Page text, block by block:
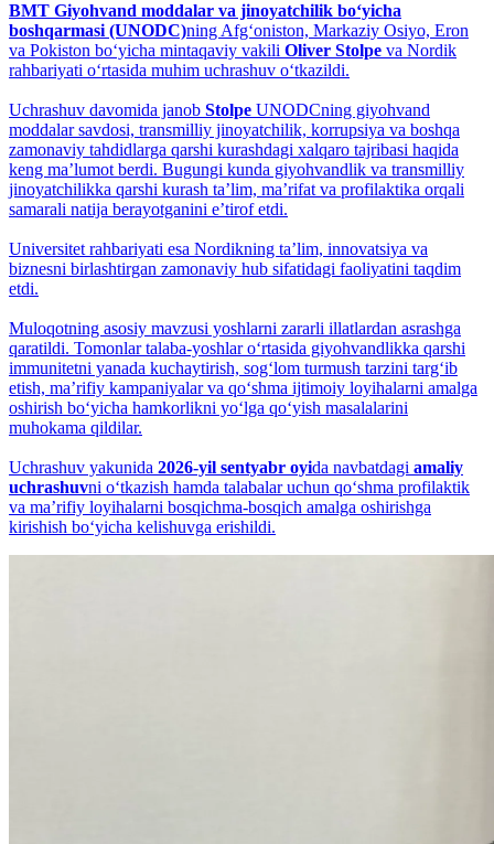
BMT Giyohvand moddalar va jinoyatchilik bo‘yicha
boshqarmasi (UNODC)ning Afg‘oniston, Markaziy Osiyo, Eron
va Pokiston bo‘yicha mintaqaviy vakili Oliver Stolpe va Nordik
rahbariyati o‘rtasida muhim uchrashuv o‘tkazildi.
Uchrashuv davomida janob Stolpe UNODCning giyohvand
moddalar savdosi, transmilliy jinoyatchilik, korrupsiya va boshqa
zamonaviy tahdidlarga qarshi kurashdagi xalqaro tajribasi haqida
keng maʼlumot berdi. Bugungi kunda giyohvandlik va transmilliy
jinoyatchilikka qarshi kurash taʼlim, maʼrifat va profilaktika orqali
samarali natija berayotganini eʼtirof etdi.
Universitet rahbariyati esa Nordikning taʼlim, innovatsiya va
biznesni birlashtirgan zamonaviy hub sifatidagi faoliyatini taqdim
etdi.
Muloqotning asosiy mavzusi yoshlarni zararli illatlardan asrashga
qaratildi. Tomonlar talaba-yoshlar o‘rtasida giyohvandlikka qarshi
immunitetni yanada kuchaytirish, sog‘lom turmush tarzini targ‘ib
etish, maʼrifiy kampaniyalar va qo‘shma ijtimoiy loyihalarni amalga
oshirish bo‘yicha hamkorlikni yo‘lga qo‘yish masalalarini
muhokama qildilar.
Uchrashuv yakunida 2026-yil sentyabr oyida navbatdagi amaliy
uchrashuvni o‘tkazish hamda talabalar uchun qo‘shma profilaktik
va maʼrifiy loyihalarni bosqichma-bosqich amalga oshirishga
kirishish bo‘yicha kelishuvga erishildi.